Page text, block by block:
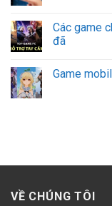
Các game
đã
Game
VỀ CHÚNG TÔI